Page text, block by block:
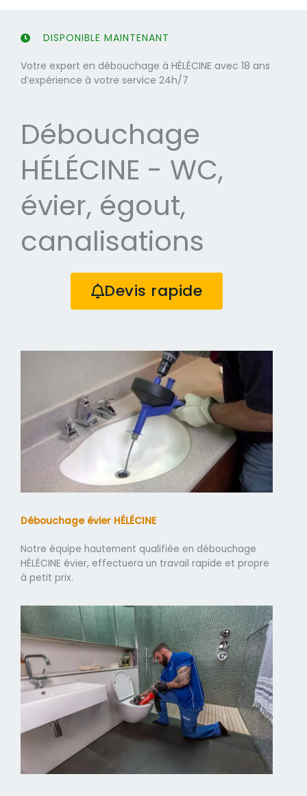
DISPONIBLE MAINTENANT
Votre expert en débouchage à HÉLÉCINE avec 18 ans
d’expérience à votre service 24h/7
Débouchage
HÉLÉCINE - WC,
évier, égout,
canalisations
Devis rapide
Débouchage évier HÉLÉCINE
Notre équipe hautement qualifiée en débouchage
HÉLÉCINE évier, effectuera un travail rapide et propre
à petit prix.